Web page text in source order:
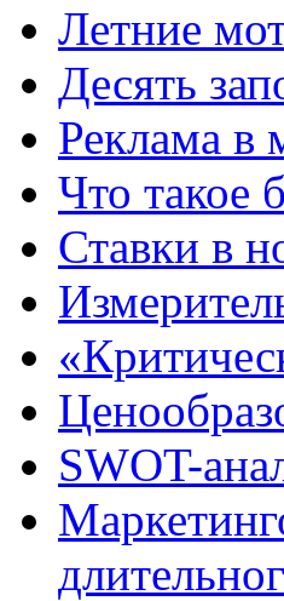
Летние
Десять
Реклама в
Что такое
Ставки в
SWOT-